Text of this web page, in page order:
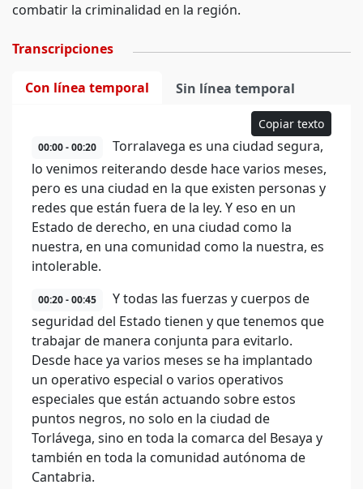
combatir la criminalidad en la región.
Transcripciones
Con línea temporal Sin línea temporal
Copiar texto
00:00 - 00:20
Torralavega es una ciudad segura,
lo venimos reiterando desde hace varios meses,
pero es una ciudad en la que existen personas y
redes que están fuera de la ley. Y eso en un
Estado de derecho, en una ciudad como la
nuestra, en una comunidad como la nuestra, es
intolerable.
00:20 - 00:45
Y todas las fuerzas y cuerpos de
seguridad del Estado tienen y que tenemos que
trabajar de manera conjunta para evitarlo.
Desde hace ya varios meses se ha implantado
un operativo especial o varios operativos
especiales que están actuando sobre estos
puntos negros, no solo en la ciudad de
Torlávega, sino en toda la comarca del Besaya y
también en toda la comunidad autónoma de
Cantabria.